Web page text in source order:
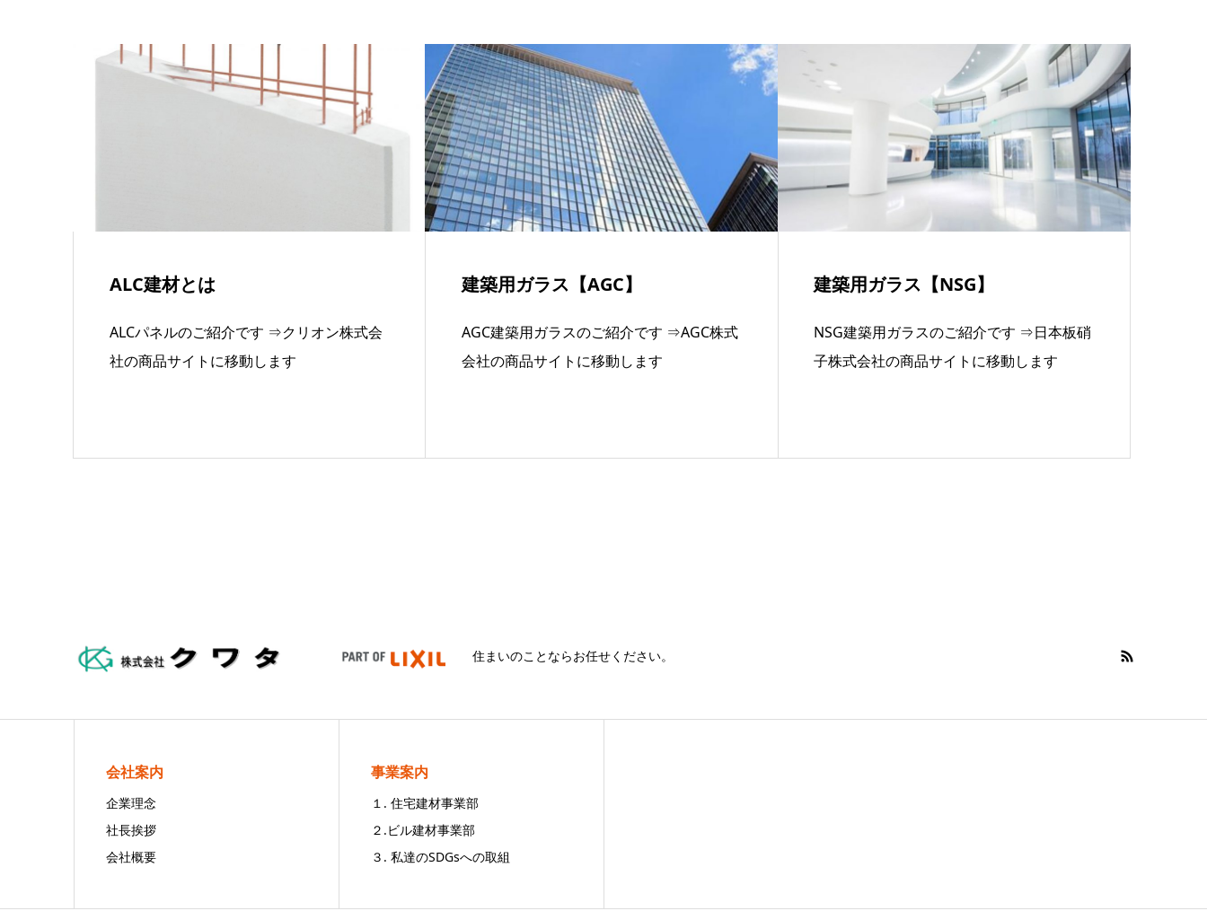
ALC建材とは
ALCパネルのご紹介です ⇒クリオン株式会
社の商品サイトに移動します
建築用ガラス【AGC】
AGC建築用ガラスのご紹介です ⇒AGC株式
会社の商品サイトに移動します
建築用ガラス【NSG】
NSG建築用ガラスのご紹介です ⇒日本板硝
子株式会社の商品サイトに移動します
住まいのことならお任せください。
会社案内
企業理念
社長挨拶
会社概要
事業案内
１. 住宅建材事業部
２.ビル建材事業部
３. 私達のSDGsへの取組